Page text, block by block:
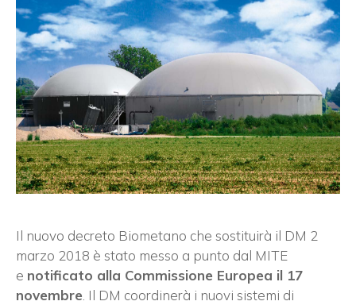
Il nuovo decreto Biometano che sostituirà il DM 2
marzo 2018 è stato messo a punto dal MITE
e notificato alla Commissione Europea il 17
novembre . Il DM coordinerà i nuovi sistemi di